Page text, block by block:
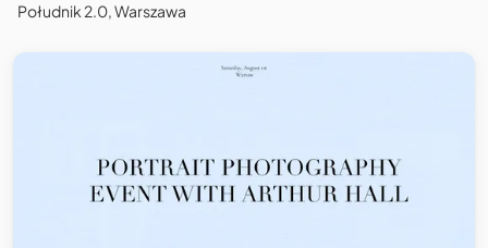
Południk 2.0, Warszawa